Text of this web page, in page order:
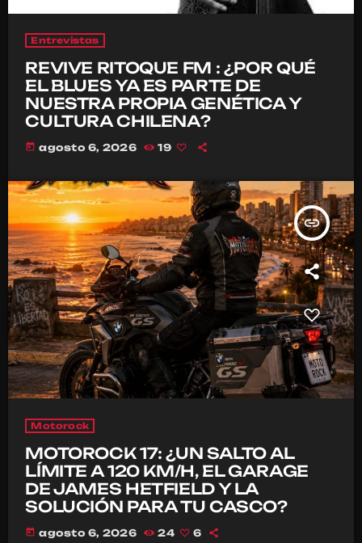
Entrevistas
REVIVE RITOQUE FM : ¿POR QUÉ
EL BLUES YA ES PARTE DE
NUESTRA PROPIA GENÉTICA Y
CULTURA CHILENA?
today agosto 6, 2026 19
insert_link
Motorock
MOTOROCK 17: ¿UN SALTO AL
LÍMITE A 120 KM/H, EL GARAGE
DE JAMES HETFIELD Y LA
SOLUCIÓN PARA TU CASCO?
today agosto 6, 2026 24 6